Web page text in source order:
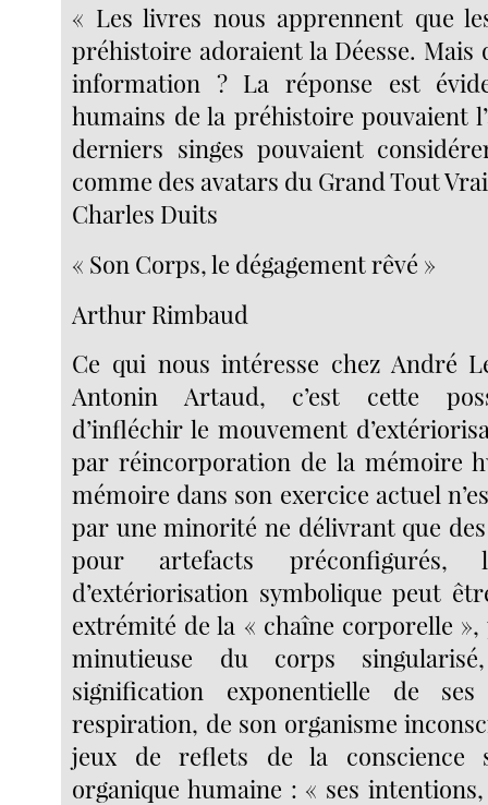
« Les livres nous apprennent que
préhistoire adoraient la Déesse. Mais
information ? La réponse est
humains de la préhistoire pouvaient
derniers singes pouvaient
comme des avatars du Grand Tout
Charles Duits
« Son Corps, le dégagement rêvé »
Arthur Rimbaud
Ce qui nous intéresse chez André
Antonin Artaud, c’est cette
d’infléchir le mouvement
par réincorporation de la mémoire
mémoire dans son exercice actuel
par une minorité ne délivrant que des
pour artefacts préconfigurés,
d’extériorisation symbolique peut
extrémité de la « chaîne corporelle »,
minutieuse du corps
signification exponentielle de
respiration, de son organisme
jeux de reflets de la conscience
organique humaine : « ses intentions,